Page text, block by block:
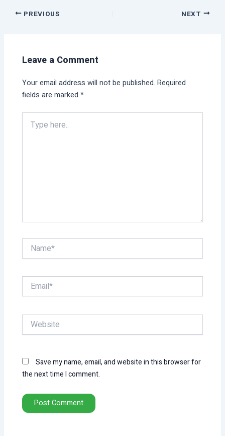
PREVIOUS NEXT
Leave a Comment
Your email address will not be published. Required
fields are marked*
here..
Name*
Email*
Website
Save my name, email, and website in this browser for
the next time I comment.